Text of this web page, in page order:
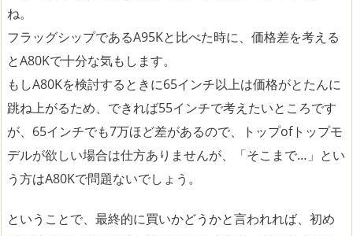
ね。
フラッグシップであるA95Kと比べた時に、価格差を考える
とA80Kで十分な気もします。
もしA80Kを検討するときに65インチ以上は価格がとたんに
跳ね上がるため、できれば55インチで考えたいところです
が、65インチでも7万ほど差があるので、トップofトップモ
デルが欲しい場合は仕方ありませんが、「そこまで…」とい
う方はA80Kで問題ないでしょう。
ということで、最終的に買いかどうかと言われれば、初め